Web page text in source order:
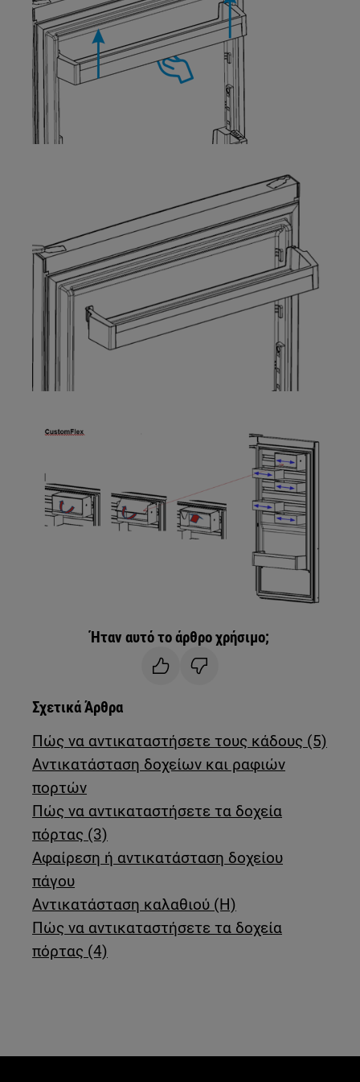
Ήταν αυτό το άρθρο χρήσιμο;
Σχετικά Άρθρα
Πώς να αντικαταστήσετε τους κάδους (5)
Αντικατάσταση δοχείων και ραφιών
πορτών
Πώς να αντικαταστήσετε τα δοχεία
πόρτας (3)
Αφαίρεση ή αντικατάσταση δοχείου
πάγου
Αντικατάσταση καλαθιού (H)
Πώς να αντικαταστήσετε τα δοχεία
πόρτας (4)